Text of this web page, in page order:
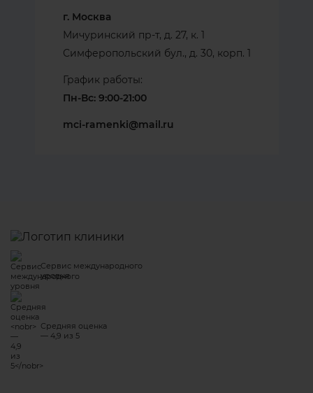
г. Москва
Мичуринский пр-т, д. 27, к. 1
Симферопольский бул., д. 30, корп. 1
График работы:
Пн-Вс: 9:00-21:00
mci-ramenki@mail.ru
Сервис международного
уровня
Средняя оценка
— 4,9 из 5